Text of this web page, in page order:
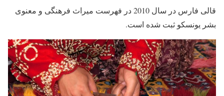
قالی فارس در سال 2010 در فهرست میراث فرهنگی و معنوی
بشر یونسکو ثبت شده است.